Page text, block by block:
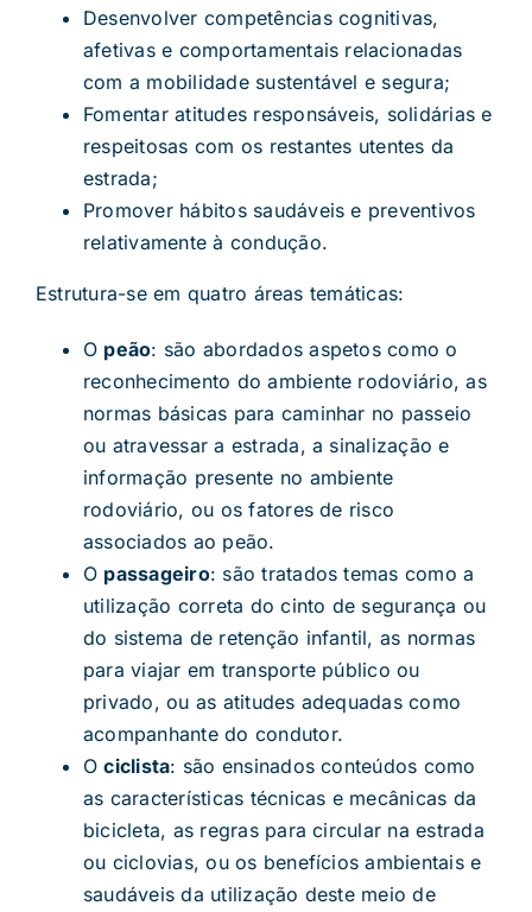
Desenvolver competências cognitivas,
afetivas e comportamentais relacionadas
com a mobilidade sustentável e segura;
Fomentar atitudes responsáveis, solidárias e
respeitosas com os restantes utentes da
estrada;
Promover hábitos saudáveis e preventivos
relativamente à condução.
Estrutura-se em quatro áreas temáticas:
O peão: são abordados aspetos como o
reconhecimento do ambiente rodoviário, as
normas básicas para caminhar no passeio
ou atravessar a estrada, a sinalização e
informação presente no ambiente
rodoviário, ou os fatores de risco
associados ao peão.
O passageiro: são tratados temas como a
utilização correta do cinto de segurança ou
do sistema de retenção infantil, as normas
para viajar em transporte público ou
privado, ou as atitudes adequadas como
acompanhante do condutor.
Ociclista: são ensinados conteúdos como
as características técnicas e mecânicas da
bicicleta, as regras para circular na estrada
ou ciclovias, ou os benefícios ambientais e
saudáveis da utilização deste meio de